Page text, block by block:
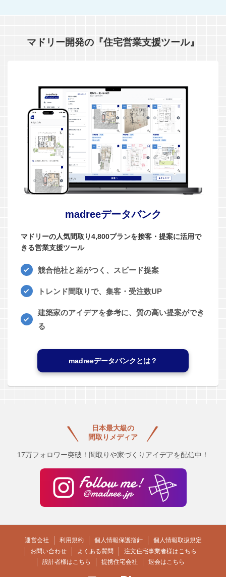
マドリー開発の『住宅営業支援ツール』
madreeデータバンク
マドリーの人気間取り4,800プランを接客・提案に活用で
きる営業支援ツール
競合他社と差がつく、スピード提案
トレンド間取りで、集客・受注数UP
建築家のアイデアを参考に、質の高い提案ができ
る
madreeデータバンクとは？
日本最大級の
間取りメディア
17万フォロワー突破！間取りや家づくりアイデアを配信中！
運営会社 利用規約 個人情報保護指針
個人情報取扱規定
お問い合わせ
よくある質問
注文住宅事業者様はこちら
設計者様はこちら
提携住宅会社 退会はこちら